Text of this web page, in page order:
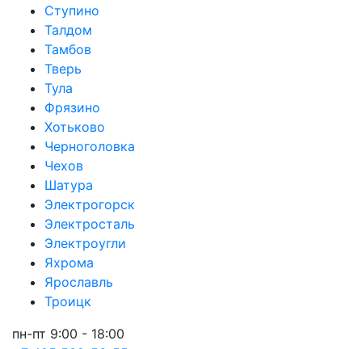
Ступино
Талдом
Тамбов
Тверь
Тула
Фрязино
Хотьково
Черноголовка
Чехов
Шатура
Электрогорск
Электросталь
Электроугли
Яхрома
Ярославль
Троицк
пн-пт 9:00 - 18:00